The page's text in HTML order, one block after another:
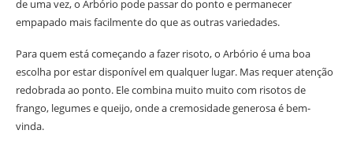
de uma vez, o Arbório pode passar do ponto e permanecer
empapado mais facilmente do que as outras variedades.
Para quem está começando a fazer risoto, o Arbório é uma boa
escolha por estar disponível em qualquer lugar. Mas requer atenção
redobrada ao ponto. Ele combina muito muito com risotos de
frango, legumes e queijo, onde a cremosidade generosa é bem-
vinda.